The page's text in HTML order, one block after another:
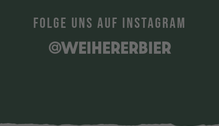
FOLGE UNS AUF INSTAGRAM
@WEIHERERBIER